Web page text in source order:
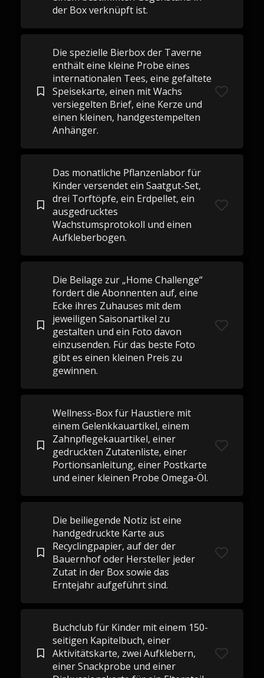
der Box verknüpft ist.
Die spezielle Bierbox der Taverne
enthält eine kleine Probe eines
internationalen Tees, eine gefaltete
Speisekarte, einen mit Wachs
versiegelten Brief, eine Kerze und
einen kleinen, handgestempelten
Anhänger.
Das monatliche Pflanzenlabor für
Kinder versendet ein Saatgut-Set,
drei Torftöpfe, ein Erdpellet, ein
ausgedrucktes
Wachstumsprotokoll und einen
Aufkleberbogen.
Die Beilage zur „Home Challenge“
fordert die Abonnenten auf, eine
Ecke ihres Zuhauses mit dem
jeweiligen Saisonartikel zu
gestalten und ein Foto davon
einzusenden. Für das beste Foto
gibt es einen kleinen Preis zu
gewinnen.
Wellness-Box für Haustiere mit
einem Gelenkkauartikel, einem
Zahnpflegekauartikel, einer
gedruckten Zutatenliste, einer
Portionsanleitung, einer Postkarte
und einer kleinen Probe Omega-Öl.
Die beiliegende Notiz ist eine
handgedruckte Karte aus
Recyclingpapier, auf der der
Bauernhof oder Hersteller jeder
Zutat in der Box sowie das
Erntejahr aufgeführt sind.
Buchclub für Kinder mit einem 150-
seitigen Kapitelbuch, einer
Aktivitätskarte, zwei Aufklebern,
einer Snackprobe und einer